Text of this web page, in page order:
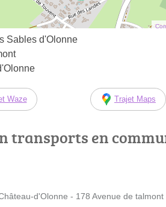
Sables d'Olonne
Waze Trajet Maps
transports en
d'Olonne - 178 Avenue de talmont